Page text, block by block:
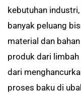
kebutuhan
banyak peluang
material dan
produk dari limbah
dari
proses baku di